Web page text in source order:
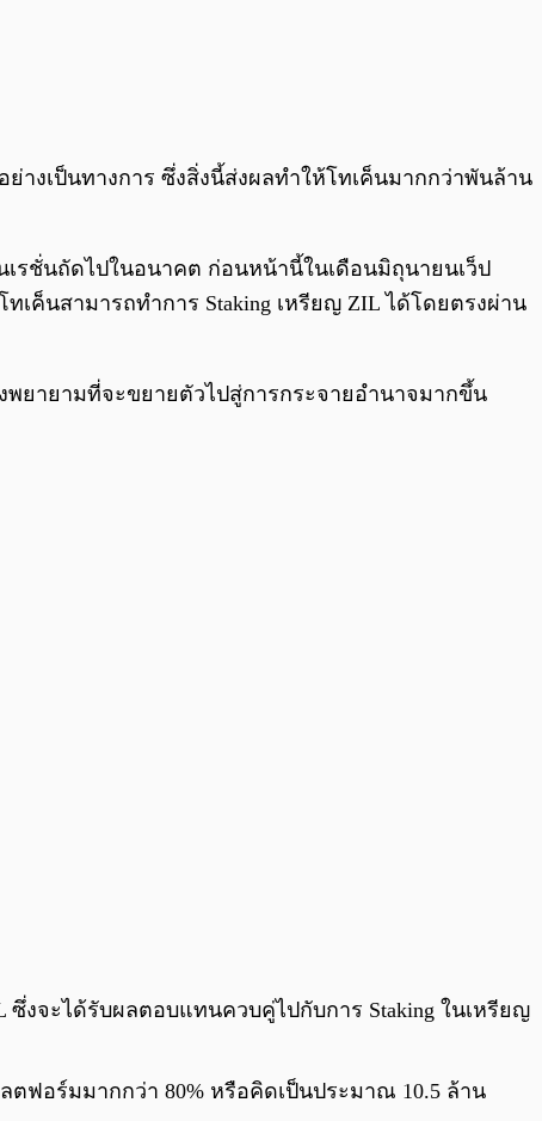
0:00
างเป็นทางการ ซึ่งสิ่งนี้ส่งผลทำให้โทเค็นมากกว่าพันล้าน
รชั่นถัดไปในอนาคต ก่อนหน้านี้ในเดือนมิถุนายนเว็ป
ค็นสามารถทำการ Staking เหรียญ ZIL ได้โดยตรงผ่าน
พยายามที่จะขยายตัวไปสู่การกระจายอำนาจมากขึ้น
งจะได้รับผลตอบแทนควบคู่ไปกับการ Staking ในเหรียญ
ฟอร์มมากกว่า 80% หรือคิดเป็นประมาณ 10.5 ล้าน